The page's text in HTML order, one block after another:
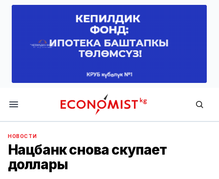
Economist.kg
НОВОСТИ
Нацбанк снова скупает
доллары